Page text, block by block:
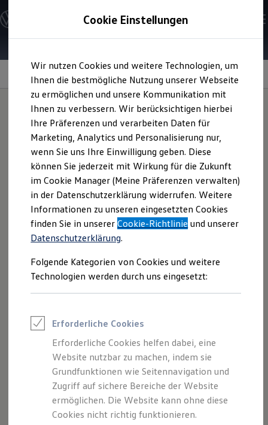
Hauptinhalt
springen
Footer
springen
Modelle und Konfigurator
Konfigurator
Modelle vergleichen
Elektroautos
ENERGY Sondermodelle
Nutzfahrzeuge
SUV und CUV
Familienautos
Kombis
Kompaktwagen
Sportwagen
Schnell verfügbare Fahrzeuge
Angebote und Produkte
Aktuelle Angebote
E-Auto-Förderung
Volkswagen Marktplatz
Die ENERGY Sondermodelle
Junge Gebrauchtwagen und Gebrauchtwagen
Volkswagen Zertifizierte Gebrauchtwagen
Elektromobilität bei Gebrauchtwagen
Saisonangebote
Reifenpakete
Leasing
Leasing-Angebote
Elektroauto Leasing
Kleinwagen-Leasing
Leasing ohne Anzahlung
Finanzierung
Autokredit mit Schlussrate
Versicherungen und Garantien
Kfz-Versicherung
Restschuldversicherungen
Garantien
Information
Fahrradträger
Sie wollen bei Ihren Reisen nicht auf das Fahrrad
verzichten? Der Fahrradträger bietet festen Halt für bis zu
zwei Fahrräder oder E-Bikes, lässt sich leicht auf der
Anhängevorrichtung Ihres Volkswagenmontieren und ist
zusätzlich gegen Diebstahl gesichert. Entscheiden Sie sich
für den Erweiterungssatz können Sie sogar noch ein
weiteres Fahrrad am Heck transportieren. Übrigens: Sollten
Sie den Fahrradträger gerade mal nicht brauchen, können
Sie ihn einfach auf ein kleines Packmaß zusammenklappen
gern bei Ihrem
Fahrradträger anfragen
Cookie Einstellungen
Wir nutzen Cookies und weitere Technologien, um
Ihnen die bestmögliche Nutzung unserer Webseite
zu ermöglichen und unsere Kommunikation mit
Ihnen zu verbessern. Wir berücksichtigen hierbei
Ihre Präferenzen und verarbeiten Daten für
Marketing, Analytics und Personalisierung nur,
wenn Sie uns Ihre Einwilligung geben. Diese
können Sie jederzeit mit Wirkung für die Zukunft
im Cookie Manager (Meine Präferenzen verwalten)
in der Datenschutzerklärung widerrufen. Weitere
Informationen zu unseren eingesetzten Cookies
finden Sie in unsererCookie-Richtlinie und unserer
Datenschutzerklärung.
Folgende Kategorien von Cookies und weitere
Technologien werden durch uns eingesetzt:
Erforderliche Cookies
Erforderliche Cookies helfen dabei, eine
Website nutzbar zu machen, indem sie
Grundfunktionen wie Seitennavigation und
Zugriff auf sichere Bereiche der Website
ermöglichen. Die Website kann ohne diese
Cookies nicht richtig funktionieren.